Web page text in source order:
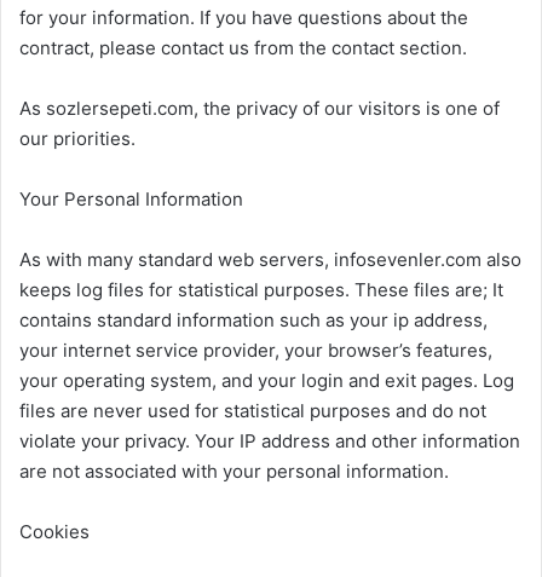
for your information. If you have questions about the
contract, please contact us from the contact section.
As sozlersepeti.com, the privacy of our visitors is one of
our priorities.
Your Personal Information
As with many standard web servers, infosevenler.com also
keeps log files for statistical purposes. These files are; It
contains standard information such as your ip address,
your internet service provider, your browser’s features,
your operating system, and your login and exit pages. Log
files are never used for statistical purposes and do not
violate your privacy. Your IP address and other information
are not associated with your personal information.
Cookies